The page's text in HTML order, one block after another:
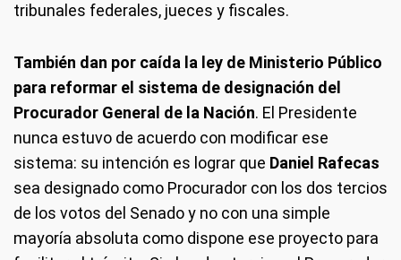
tribunales federales, jueces y fiscales.
También dan por caída la ley de Ministerio Público
para reformar el sistema de designación del
Procurador General de la Nación. El Presidente
nunca estuvo de acuerdo con modificar ese
sistema: su intención es lograr que Daniel Rafecas
sea designado como Procurador con los dos tercios
de los votos del Senado y no con una simple
mayoría absoluta como dispone ese proyecto para